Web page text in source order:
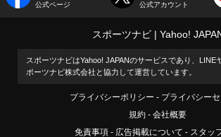
公式ページ
公式アカウント
スポーツナビ Yahoo!
スポーツナビはYahoo! JAPANのサービスであり、LINE
ポーツナビ株式会社と協力して運営しています。
プライバシーポリシー
プライバシー
規約
会社概要
免責事項
広告掲載について スタッ